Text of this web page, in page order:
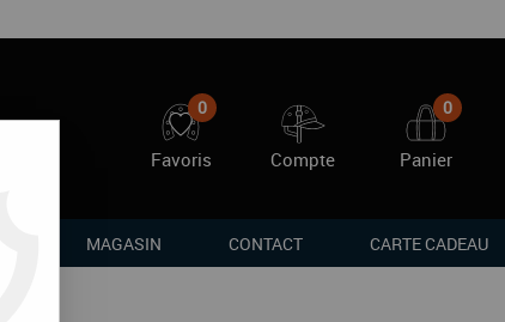
0
Favoris Compte
0
Panier
MAGASIN CONTACT CARTE CADEAU